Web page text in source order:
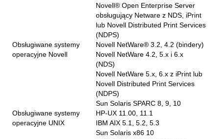
Obsługiwane systemy
operacyjne Novell
Novell® Open Enterprise Server
obsługujący Netware z NDS, iPrint
lub Novell Distributed Print Services
(NDPS)
Novell NetWare® 3.2, 4.2 (bindery)
Novell NetWare 4.2, 5.x i 6.x
(NDS)
Novell NetWare 5.x, 6.x z iPrint lub
Novell Distributed Print Services
(NDPS)
Obsługiwane systemy
operacyjne UNIX
Sun Solaris SPARC 8, 9, 10
HP-UX 11.00, 11.1
IBM AIX 5.1, 5.2, 5.3
Sun Solaris x86 10